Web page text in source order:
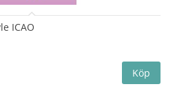
ICAO